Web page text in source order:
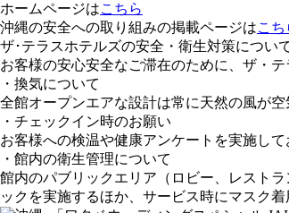
ホームページはこちら
沖縄の安全への取り組みの掲載ページはこち
ザ･テラスホテルズの安全・衛生対策につい
お客様の安心安全なご滞在のために、ザ・
・換気について​
全館オープンエアな設計は常に天然の風が
・チェックイン時のお願い
お客様への検温や健康アンケートを実施し
・館内の衛生管理について
館内のパブリックエリア（ロビー、レスト
ックを実施するほか、サービス時にマスク着